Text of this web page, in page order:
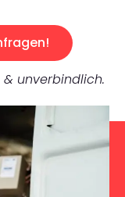
& unverbindlich.